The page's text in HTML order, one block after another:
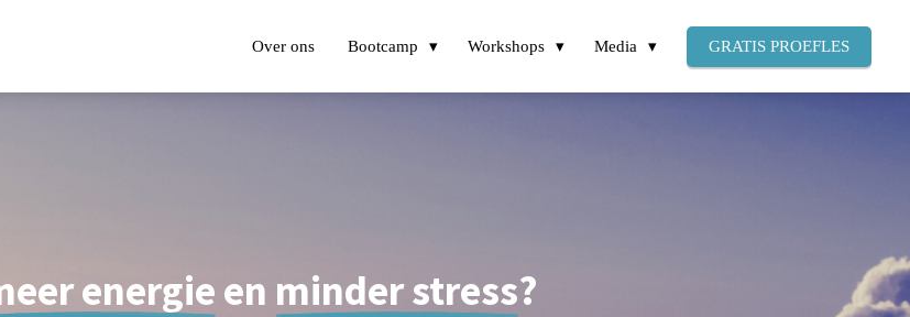
Over ons Bootcamp Workshops Media GRATIS PROEFLES
energieen minder stress?